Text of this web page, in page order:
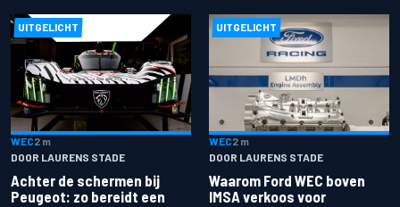
UITGELICHT
WEC2 m
DOOR LAURENS STADE
Achter de schermen bij
Peugeot: zo bereidt een
UITGELICHT
WEC2 m
DOOR LAURENS STADE
Waarom Ford WEC boven
IMSA verkoos voor